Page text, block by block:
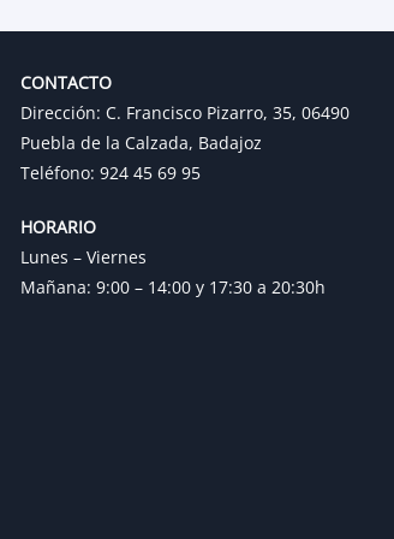
CONTACTO
Dirección: C. Francisco Pizarro, 35, 06490
Puebla de la Calzada, Badajoz
Teléfono: 924 45 69 95
HORARIO
Lunes – Viernes
Mañana: 9:00 – 14:00 y 17:30 a 20:30h